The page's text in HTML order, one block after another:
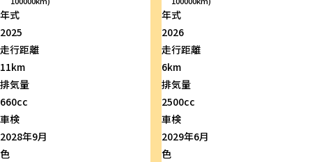
年式
2025
走行距離
11km
排気量
660cc
車検
2028年9月
色
年式
2026
走行距離
6km
排気量
2500cc
車検
2029年6月
色